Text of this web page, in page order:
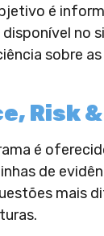
é
no
sobre
Risk
é
de
mais